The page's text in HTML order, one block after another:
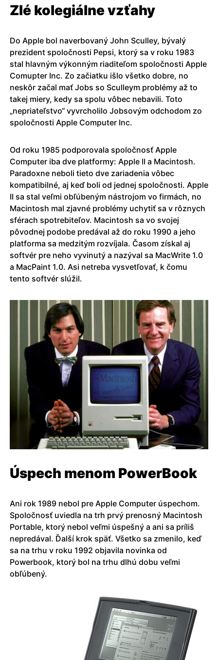
Zlé kolegiálne vzťahy
Do Apple bol naverbovaný John Sculley, bývalý
prezident spoločnosti Pepsi, ktorý sa v roku 1983
stal hlavným výkonným riaditeľom spoločnosti Apple
Comupter Inc. Zo začiatku išlo všetko dobre, no
neskôr začal mať Jobs so Sculleym problémy až to
takej miery, kedy sa spolu vôbec nebavili. Toto
„nepriateľstvo“ vyvrcholilo Jobsovým odchodom zo
spoločnosti Apple Computer Inc.
Od roku 1985 podporovala spoločnosť Apple
Computer iba dve platformy: Apple II a Macintosh.
Paradoxne neboli tieto dve zariadenia vôbec
kompatibilné, aj keď boli od jednej spoločnosti. Apple
II sa stal veľmi obľúbeným nástrojom vo firmách, no
Macintosh mal zjavné problémy uchytiť sa v rôznych
sférach spotrebiteľov. Macintosh sa vo svojej
pôvodnej podobe predával až do roku 1990 a jeho
platforma sa medzitým rozvíjala. Časom získal aj
softvér pre neho vyvinutý a nazýval sa MacWrite 1.0
a MacPaint 1.0. Asi netreba vysvetľovať, k čomu
tento softvér slúžil.
Úspech menom PowerBook
Ani rok 1989 nebol pre Apple Computer úspechom.
Spoločnosť uviedla na trh prvý prenosný Macintosh
Portable, ktorý nebol veľmi úspešný a ani sa príliš
nepredával. Ďalší krok späť. Všetko sa zmenilo, keď
sa na trhu v roku 1992 objavila novinka od
Powerbook, ktorý bol na trhu dlhú dobu veľmi
obľúbený.